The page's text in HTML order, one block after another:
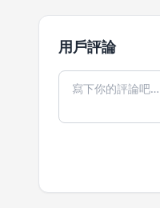
用戶評論